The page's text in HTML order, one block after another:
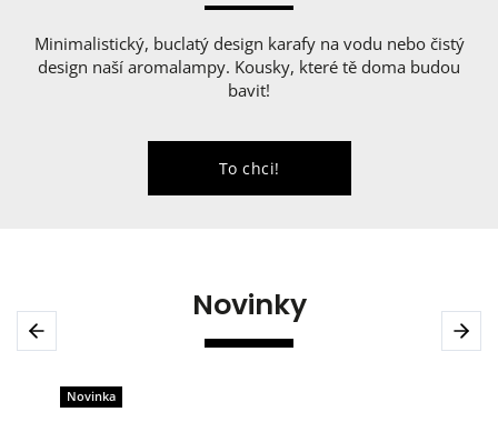
Minimalistický, buclatý design karafy na vodu nebo čistý
design naší aromalampy. Kousky, které tě doma budou
bavit!
To chci!
Novinky
Previous
Novinka
Next